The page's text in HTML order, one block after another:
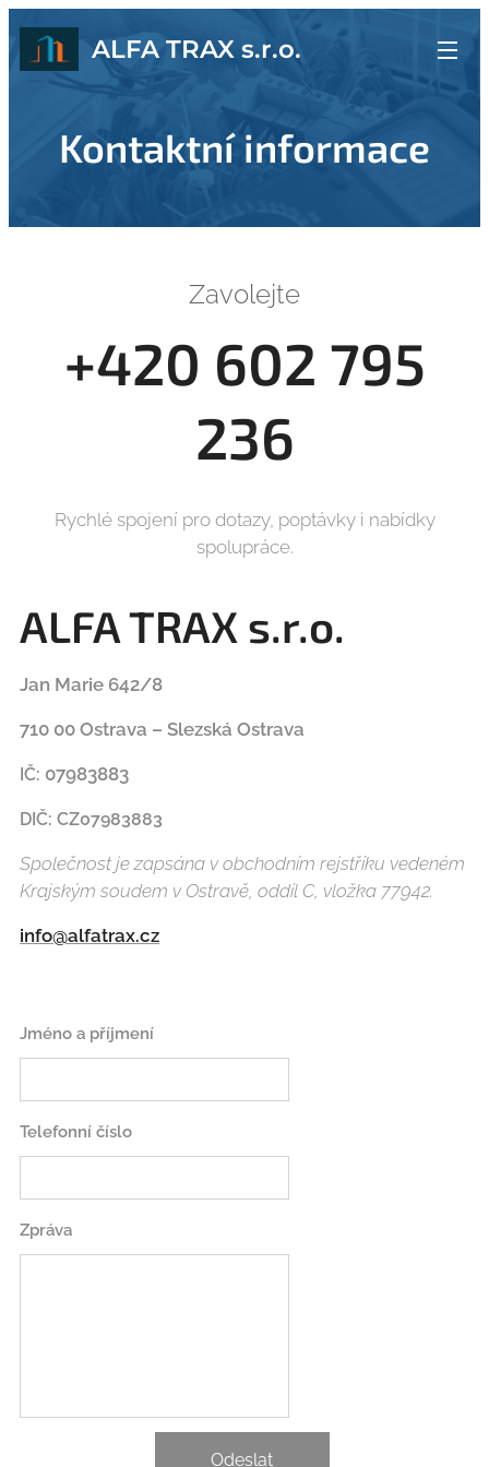
ALFA TRAX s.r.o.
Kontaktní informace
Zavolejte
+420 602 795
236
Rychlé spojení pro dotazy, poptávky i nabídky
spolupráce.
ALFA TRAX s.r.o.
Jan Marie 642/8
710 00 Ostrava – Slezská Ostrava
IČ: 07983883
DIČ: CZ07983883
Společnost je zapsána v obchodním rejstříku vedeném
Krajským soudem v Ostravě, oddíl C, vložka 77942.
info@alfatrax.cz
Jméno a příjmení
Telefonní číslo
Zpráva
Odeslat